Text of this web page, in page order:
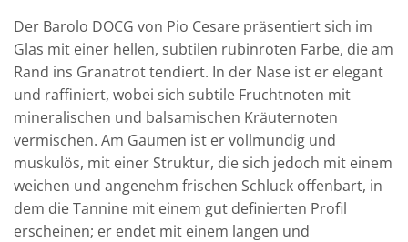
Der Barolo DOCG von Pio Cesare präsentiert sich im
Glas mit einer hellen, subtilen rubinroten Farbe, die am
Rand ins Granatrot tendiert. In der Nase ist er elegant
und raffiniert, wobei sich subtile Fruchtnoten mit
mineralischen und balsamischen Kräuternoten
vermischen. Am Gaumen ist er vollmundig und
muskulös, mit einer Struktur, die sich jedoch mit einem
weichen und angenehm frischen Schluck offenbart, in
dem die Tannine mit einem gut definierten Profil
erscheinen; er endet mit einem langen und